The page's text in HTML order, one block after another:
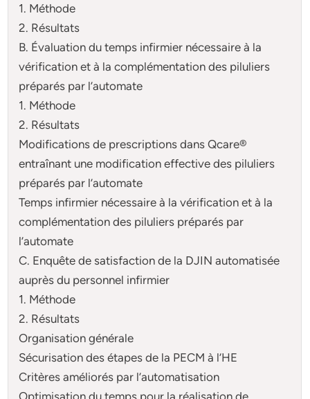
1. Méthode
2. Résultats
B. Évaluation du temps infirmier nécessaire à la
vérification et à la complémentation des piluliers
préparés par l’automate
1. Méthode
2. Résultats
Modifications de prescriptions dans Qcare®
entraînant une modification effective des piluliers
préparés par l’automate
Temps infirmier nécessaire à la vérification et à la
complémentation des piluliers préparés par
l’automate
C. Enquête de satisfaction de la DJIN automatisée
auprès du personnel infirmier
1. Méthode
2. Résultats
Organisation générale
Sécurisation des étapes de la PECM à l’HE
Critères améliorés par l’automatisation
Optimisation du temps pour la réalisation de